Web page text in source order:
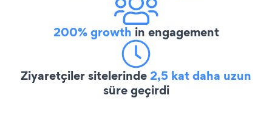
200% growth in engagement
Ziyaretçiler sitelerinde2,5 kat daha uzun
süre geçirdi